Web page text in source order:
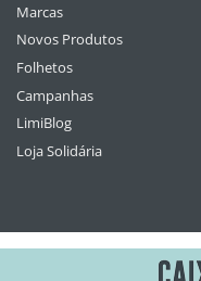
Marcas
Novos Produtos
Folhetos
Campanhas
LimiBlog
Loja Solidária